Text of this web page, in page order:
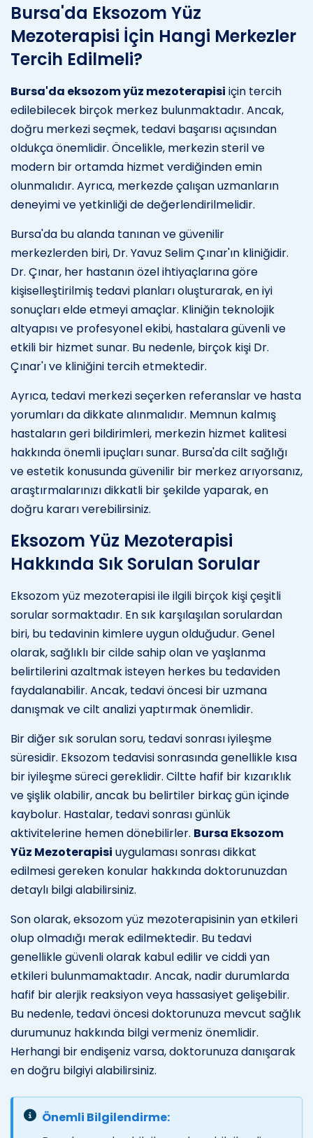
Bursa'da Eksozom Yüz
Mezoterapisi İçin Hangi Merkezler
Tercih Edilmeli?
Bursa'da eksozom yüz mezoterapisi için tercih
edilebilecek birçok merkez bulunmaktadır. Ancak,
doğru merkezi seçmek, tedavi başarısı açısından
oldukça önemlidir. Öncelikle, merkezin steril ve
modern bir ortamda hizmet verdiğinden emin
olunmalıdır. Ayrıca, merkezde çalışan uzmanların
deneyimi ve yetkinliği de değerlendirilmelidir.
Bursa'da bu alanda tanınan ve güvenilir
merkezlerden biri, Dr. Yavuz Selim Çınar'ın kliniğidir.
Dr. Çınar, her hastanın özel ihtiyaçlarına göre
kişiselleştirilmiş tedavi planları oluşturarak, en iyi
sonuçları elde etmeyi amaçlar. Kliniğin teknolojik
altyapısı ve profesyonel ekibi, hastalara güvenli ve
etkili bir hizmet sunar. Bu nedenle, birçok kişi Dr.
Çınar'ı ve kliniğini tercih etmektedir.
Ayrıca, tedavi merkezi seçerken referanslar ve hasta
yorumları da dikkate alınmalıdır. Memnun kalmış
hastaların geri bildirimleri, merkezin hizmet kalitesi
hakkında önemli ipuçları sunar. Bursa'da cilt sağlığı
ve estetik konusunda güvenilir bir merkez arıyorsanız,
araştırmalarınızı dikkatli bir şekilde yaparak, en
doğru kararı verebilirsiniz.
Eksozom Yüz Mezoterapisi
Hakkında Sık Sorulan Sorular
Eksozom yüz mezoterapisi ile ilgili birçok kişi çeşitli
sorular sormaktadır. En sık karşılaşılan sorulardan
biri, bu tedavinin kimlere uygun olduğudur. Genel
olarak, sağlıklı bir cilde sahip olan ve yaşlanma
belirtilerini azaltmak isteyen herkes bu tedaviden
faydalanabilir. Ancak, tedavi öncesi bir uzmana
danışmak ve cilt analizi yaptırmak önemlidir.
Bir diğer sık sorulan soru, tedavi sonrası iyileşme
süresidir. Eksozom tedavisi sonrasında genellikle kısa
bir iyileşme süreci gereklidir. Ciltte hafif bir kızarıklık
ve şişlik olabilir, ancak bu belirtiler birkaç gün içinde
kaybolur. Hastalar, tedavi sonrası günlük
aktivitelerine hemen dönebilirler. Bursa Eksozom
Yüz Mezoterapisi uygulaması sonrası dikkat
edilmesi gereken konular hakkında doktorunuzdan
detaylı bilgi alabilirsiniz.
Son olarak, eksozom yüz mezoterapisinin yan etkileri
olup olmadığı merak edilmektedir. Bu tedavi
genellikle güvenli olarak kabul edilir ve ciddi yan
etkileri bulunmamaktadır. Ancak, nadir durumlarda
hafif bir alerjik reaksiyon veya hassasiyet gelişebilir.
Bu nedenle, tedavi öncesi doktorunuza mevcut sağlık
durumunuz hakkında bilgi vermeniz önemlidir.
Herhangi bir endişeniz varsa, doktorunuza danışarak
en doğru bilgiyi alabilirsiniz.
Önemli Bilgilendirme: